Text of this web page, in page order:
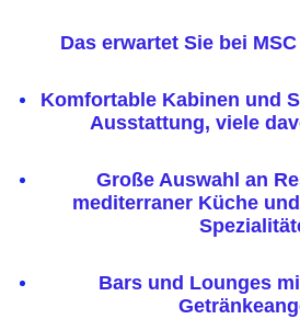
Das erwartet Sie bei
Komfortable Kabinen und
Ausstattung, viele
Große Auswahl an
mediterraner Küche
Bars und Lounges